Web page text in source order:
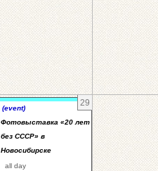
29
(event)
Фотовыставка «20 лет
без СССР» в
Новосибирске
all day